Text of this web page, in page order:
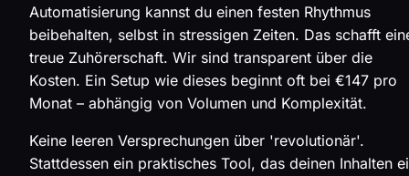
Automatisierung kannst du einen festen Rhythmus
beibehalten, selbst in stressigen Zeiten. Das schafft
treue Zuhörerschaft. Wir sind transparent über die
Kosten. Ein Setup wie dieses beginnt oft bei €147 pro
Monat – abhängig von Volumen und Komplexität.
Keine leeren Versprechungen über 'revolutionär'.
Stattdessen ein praktisches Tool, das deinen Inhalten